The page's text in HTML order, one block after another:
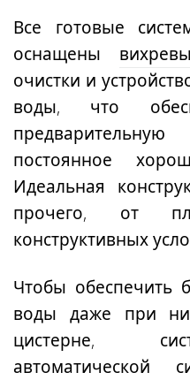
Все готовые
оснащены
очистки и
воды, что
постоянное
Идеальная
прочего, от
конструктивных
Чтобы обеспечить
воды даже при
цистерне,
автоматической